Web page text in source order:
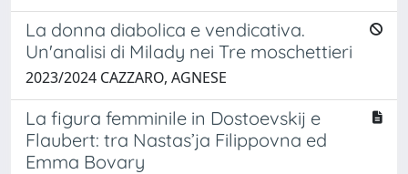
La donna diabolica e vendicativa.
Un'analisi di Milady nei Tre moschettieri
2023/2024 CAZZARO, AGNESE
La figura femminile in Dostoevskij e
Flaubert: tra Nastas’ja Filippovna ed
Emma Bovary